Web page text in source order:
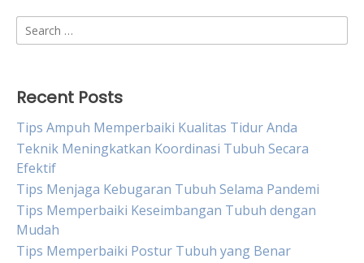
Search
for:
Recent Posts
Tips Ampuh Memperbaiki Kualitas Tidur Anda
Teknik Meningkatkan Koordinasi Tubuh Secara
Efektif
Tips Menjaga Kebugaran Tubuh Selama Pandemi
Tips Memperbaiki Keseimbangan Tubuh dengan
Mudah
Tips Memperbaiki Postur Tubuh yang Benar